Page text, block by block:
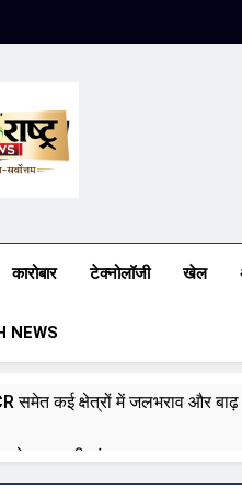
कारोबार टेक्नोलॉजी खेल
NEWS
समेत कई क्षेत्रों में जलभराव और
से जवाब की मांग